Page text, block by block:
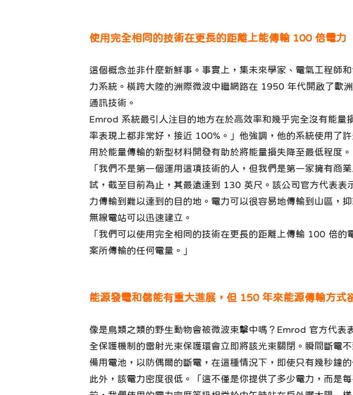
使用完全相同的技術在更長的距離上能傳輸 100 倍電力
這個概念並非什麼新鮮事。事實上，集未來學家、電氣工程
力系統。橫跨大陸的洲際微波中繼網路在 1950 年代開啟了歐
通訊技術。
Emrod 系統最引人注目的地方在於高效率和幾乎完全沒有能
率表現上都非常好，接近 100%。」他強調，他的系統使用了
用於能量傳輸的新型材料開發有助於將能量損失降至最低程度。
「我們不是第一個運用這項技術的人，但我們是第一家擁有
試，截至目前為止，其最遠達到 130 英尺。該公司官方代表
力傳輸到難以達到的目的地。電力可以很容易地傳輸到山區，
無線電站可以迅速建立。
「我們可以使用完全相同的技術在更長的距離上傳輸 100 倍
案所傳輸的任何電量。」
能源發電和儲能有重大進展，但 150 年來能源傳輸方式
像是鳥類之類的野生動物會被微波束擊中嗎？Emrod 官方代
全保護機制的雷射光束保護環會立即將該光束關閉。瞬間斷電
備用電池，以防偶爾的斷電，在這種情況下，即使只有幾秒鐘
此外，該電力密度很低。「這不僅是你提供了多少電力，而是